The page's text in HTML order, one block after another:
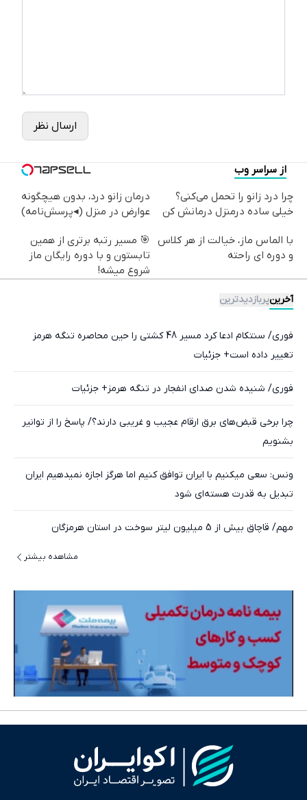
ارسال نظر
از سراسر وب
چرا درد زانو را تحمل می‌کنی؟
خیلی ساده درمنزل درمانش کن
درمان زانو درد، بدون هیچگونه
عوارض در منزل (◂پرسش‌نامه)
با الماس ماز، خیالت از هر کلاس
و دوره ای راحته
🎯 مسیر رتبه برتری از همین
تابستون و با دوره رایگان ماز
شروع میشه!
آخرینپربازدیدترین
فوری/ سنتکام ادعا کرد مسیر 48 کشتی را حین محاصره تنگه هرمز
تغییر داده است+ جزئیات
فوری/ شنیده شدن صدای انفجار در تنگه هرمز+ جزئیات
چرا برخی قبض‌های برق ارقام عجیب و غریبی دارند؟/ پاسخ را از توانیر
بشنویم
ونس: سعی میکنیم با ایران توافق کنیم اما هرگز اجازه نمیدهیم ایران
تبدیل به قدرت هسته‌ای شود
مهم/ قاچاق بیش از 5 میلیون لیتر سوخت در استان هرمزگان
مشاهده بیشتر